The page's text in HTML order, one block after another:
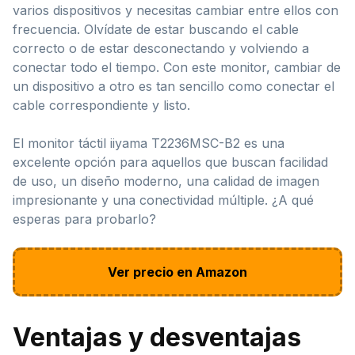
varios dispositivos y necesitas cambiar entre ellos con
frecuencia. Olvídate de estar buscando el cable
correcto o de estar desconectando y volviendo a
conectar todo el tiempo. Con este monitor, cambiar de
un dispositivo a otro es tan sencillo como conectar el
cable correspondiente y listo.
El monitor táctil iiyama T2236MSC-B2 es una
excelente opción para aquellos que buscan facilidad
de uso, un diseño moderno, una calidad de imagen
impresionante y una conectividad múltiple. ¿A qué
esperas para probarlo?
Ver precio en Amazon
Ventajas y desventajas